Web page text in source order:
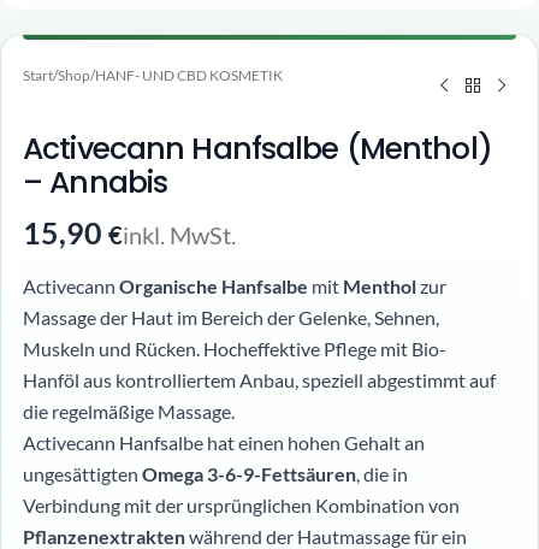
Start/Shop/HANF- UND CBD KOSMETIK
Activecann Hanfsalbe (Menthol)
– Annabis
15,90 €inkl. MwSt.
Activecann Organische Hanfsalbe mit Mentholzur
Massage der Haut im Bereich der Gelenke, Sehnen,
Muskeln und Rücken. Hocheffektive Pflege mit Bio-
Hanföl aus kontrolliertem Anbau, speziell abgestimmt auf
die regelmäßige Massage.
Activecann Hanfsalbe hat einen hohen Gehalt an
ungesättigten Omega 3-6-9-Fettsäuren, die in
Verbindung mit der ursprünglichen Kombination von
Pflanzenextraktenwährend der Hautmassage für ein